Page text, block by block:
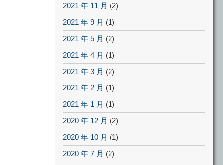
2021 年 11 月 (2)
2021 年 9 月 (1)
2021 年 5 月 (2)
2021 年 4 月 (1)
2021 年 3 月 (2)
2021 年 2 月 (1)
2021 年 1 月 (1)
2020 年 12 月 (2)
2020 年 10 月 (1)
2020 年 7 月 (2)